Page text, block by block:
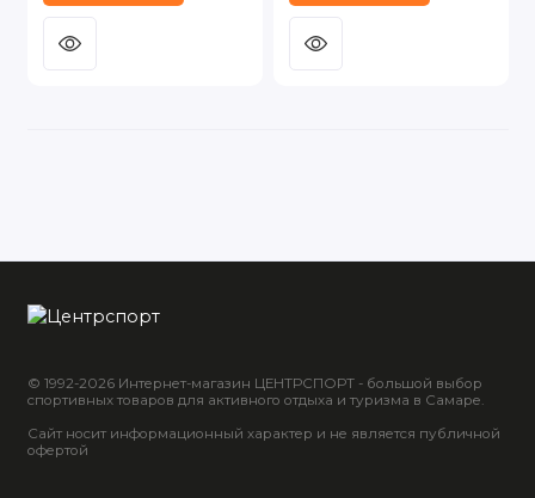
© 1992-2026 Интернет-магазин ЦЕНТРСПОРТ - большой выбор
спортивных товаров для активного отдыха и туризма в Самаре.
Сайт носит информационный характер и не является публичной
офертой